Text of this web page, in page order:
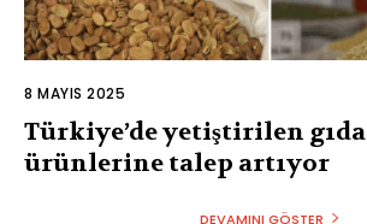
8 MAYIS 2025
Türkiye’de yetiştirilen gıda
ürünlerine talep artıyor
DEVAMINI GÖSTER